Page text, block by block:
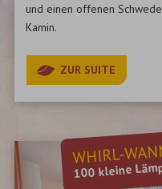
und einen offenen
Kamin.
ZUR SUITE
WHIRL-
100 kleine